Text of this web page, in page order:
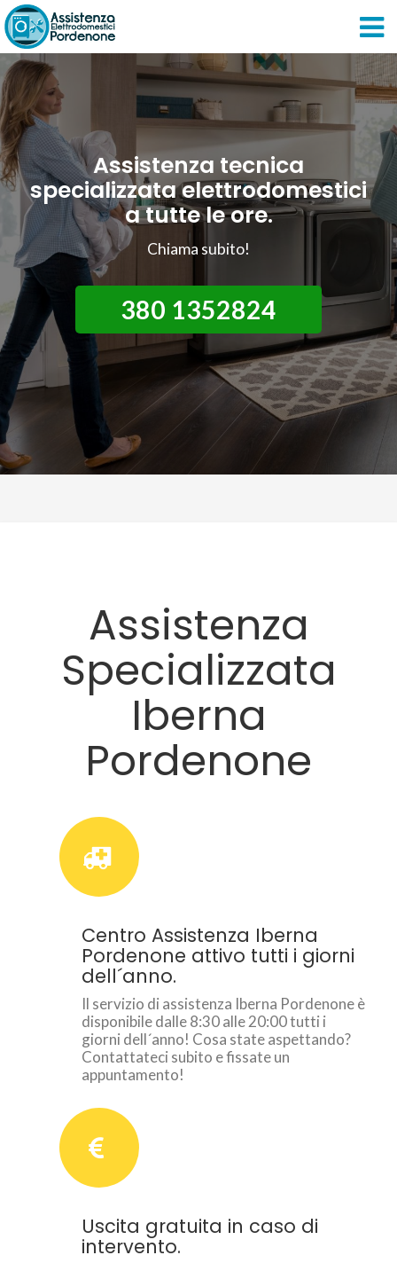
Assistenza tecnica
specializzata elettrodomestici
a tutte le ore.
Chiama subito!
380 1352824
Assistenza
Specializzata
Iberna
Pordenone
Centro Assistenza Iberna
Pordenone attivo tutti i giorni
dell´anno.
Il servizio di assistenza Iberna Pordenone è
disponibile dalle 8:30 alle 20:00 tutti i
giorni dell´anno! Cosa state aspettando?
Contattateci subito e fissate un
appuntamento!
Uscita gratuita in caso di
intervento.